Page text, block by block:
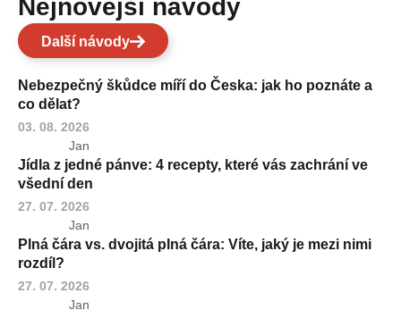
Nejnovější návody
Další návody
Nebezpečný škůdce míří do Česka: jak ho poznáte a
co dělat?
03. 08. 2026
Jan
Jídla z jedné pánve: 4 recepty, které vás zachrání ve
všední den
27. 07. 2026
Jan
Plná čára vs. dvojitá plná čára: Víte, jaký je mezi nimi
rozdíl?
27. 07. 2026
Jan